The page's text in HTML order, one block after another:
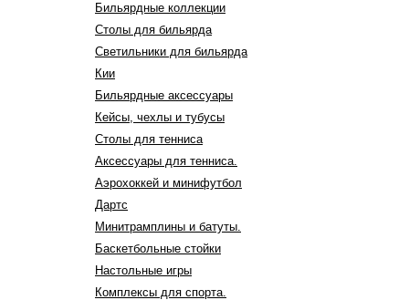
Бильярдные коллекции
Столы для бильярда
Светильники для бильярда
Кии
Бильярдные аксессуары
Кейсы, чехлы и тубусы
Столы для тенниса
Аксессуары для тенниса.
Аэрохоккей и минифутбол
Дартс
Минитрамплины и батуты.
Баскетбольные стойки
Настольные игры
Комплексы для спорта.